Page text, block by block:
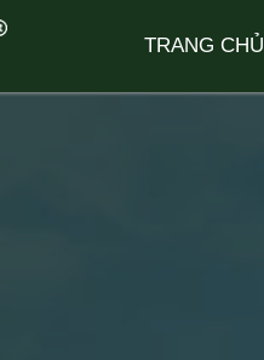
TRANG CHỦ